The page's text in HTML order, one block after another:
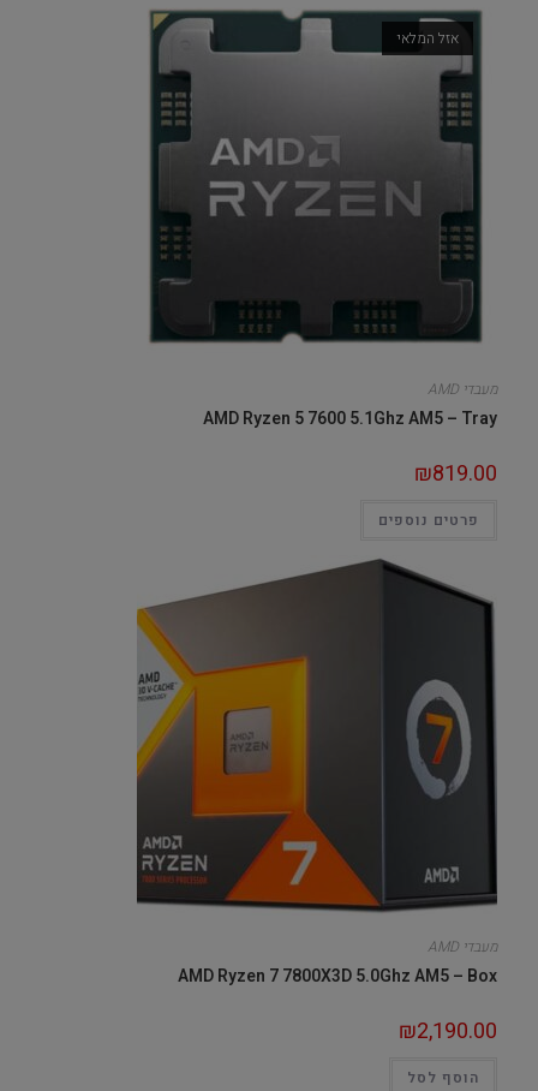
אזל המלאי
מעבדי AMD
AMD Ryzen 5 7600 5.1Ghz AM5 – Tray
₪819.00
פרטים נוספים
מעבדי AMD
AMD Ryzen 7 7800X3D 5.0Ghz AM5 – Box
₪2,190.00
הוסף לסל